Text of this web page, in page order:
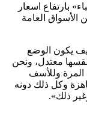
بارتفاع اسعار
الأسواق العامة
يكون الوضع
معتدل، ونحن
المرة وللأسف
وكل ذلك دونه
ذلك».